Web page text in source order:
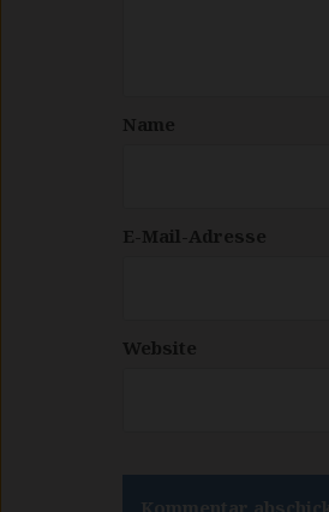
Name
E-Mail-Adresse
Website